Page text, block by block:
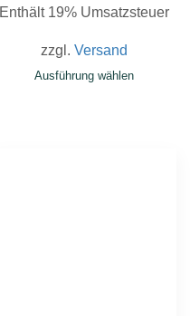
Enthält 19% Umsatzsteuer
zzgl. Versand
Ausführung wählen